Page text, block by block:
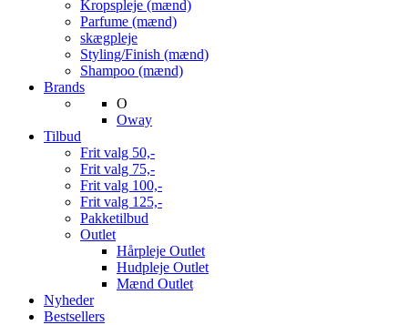
Kropspleje (mænd)
Parfume (mænd)
skægpleje
Styling/Finish (mænd)
Shampoo (mænd)
Brands
O
Oway
Tilbud
Frit valg 50,-
Frit valg 75,-
Frit valg 100,-
Frit valg 125,-
Pakketilbud
Outlet
Hårpleje Outlet
Hudpleje Outlet
Mænd Outlet
Nyheder
Bestsellers